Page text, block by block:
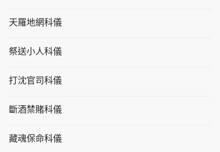
天羅地網科儀
祭送小人科儀
打沈官司科儀
斷酒禁賭科儀
藏魂保命科儀